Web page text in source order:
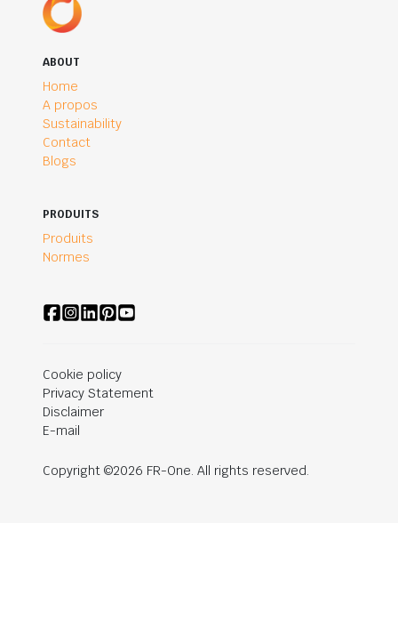
ABOUT
Home
A propos
Sustainability
Contact
Blogs
PRODUITS
Produits
Normes
Cookie policy
Privacy Statement
Disclaimer
E-mail
Copyright ©2026 FR-One. All rights reserved.